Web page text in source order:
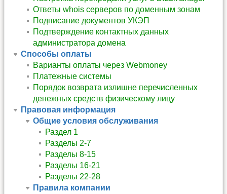
Ответы whois серверов по доменным зонам
Подписание документов УКЭП
Подтверждение контактных данных
администратора домена
Способы оплаты
Варианты оплаты через Webmoney
Платежные системы
Порядок возврата излишне перечисленных
денежных средств физическому лицу
Правовая информация
Общие условия обслуживания
Раздел 1
Разделы 2-7
Разделы 8-15
Разделы 16-21
Разделы 22-28
Правила компании